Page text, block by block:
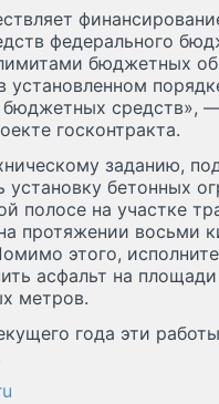
федерального
бюджетных
бюджетных средств»,
госконтракта.
заданию,
установку бетонных
полосе на участке
протяжении восьми
этого,
асфальт на
метров.
года эти